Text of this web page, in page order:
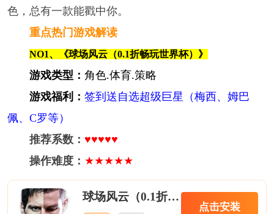
色，总有一款能戳中你。
重点热门游戏解读
NO1、《球场风云（0.1折畅玩世界杯）》
游戏类型： 角色.体育.策略
游戏福利： 签到送自选超级巨星（梅西、姆巴
佩、C罗等）
推荐系数： ♥♥♥♥♥
操作难度： ★★★★★
球场风云（0.1折畅玩世界杯）
点击安装